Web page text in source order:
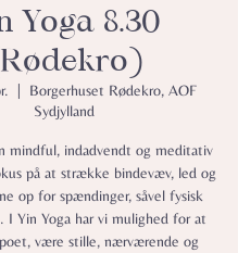
Yoga 8.30
Borgerhuset Rødekro, AOF
Sydjylland
mindful, indadvendt og meditativ
på at strække bindevæv, led og
op for spændinger, såvel fysisk
I Yin Yoga har vi mulighed for at
være stille, nærværende og